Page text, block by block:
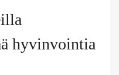
hyvinvointia